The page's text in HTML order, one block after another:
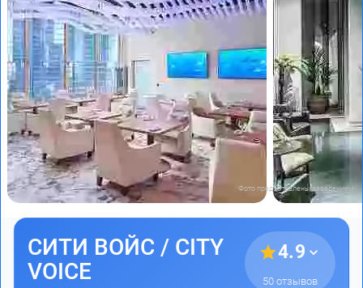
Фото предоставлены заведением
СИТИ ВОЙС / CITY
VOICE
4.9
50 отзывов